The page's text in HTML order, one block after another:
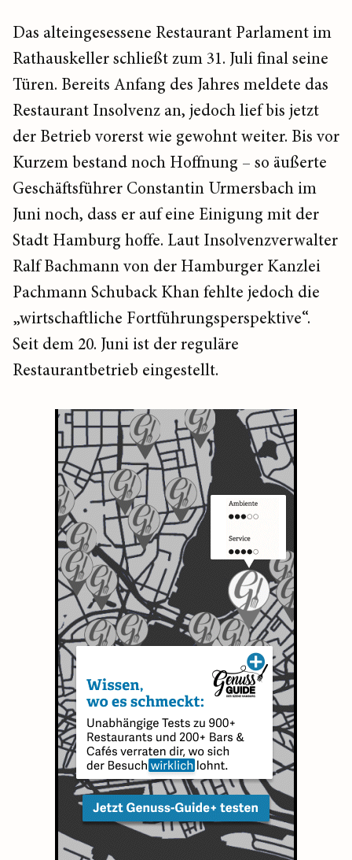
Das alteingesessene Restaurant Parlament im
Rathauskeller schließt zum 31. Juli final seine
Türen. Bereits Anfang des Jahres meldete das
Restaurant Insolvenz an, jedoch lief bis jetzt
der Betrieb vorerst wie gewohnt weiter. Bis vor
Kurzem bestand noch Hoffnung – so äußerte
Geschäftsführer Constantin Urmersbach im
Juni noch, dass er auf eine Einigung mit der
Stadt Hamburg hoffe. Laut Insolvenzverwalter
Ralf Bachmann von der Hamburger Kanzlei
Pachmann Schuback Khan fehlte jedoch die
„wirtschaftliche Fortführungsperspektive“.
Seit dem 20. Juni ist der reguläre
Restaurantbetrieb eingestellt.